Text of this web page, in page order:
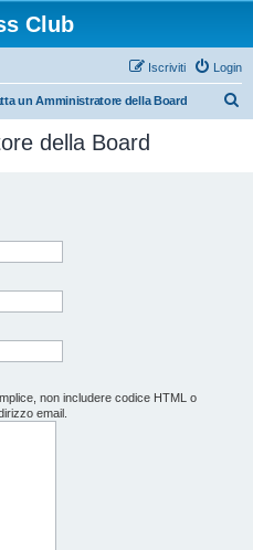
Club
Login
Iscriviti
un Amministratore della Board
della Board
non includere codice HTML o
email.